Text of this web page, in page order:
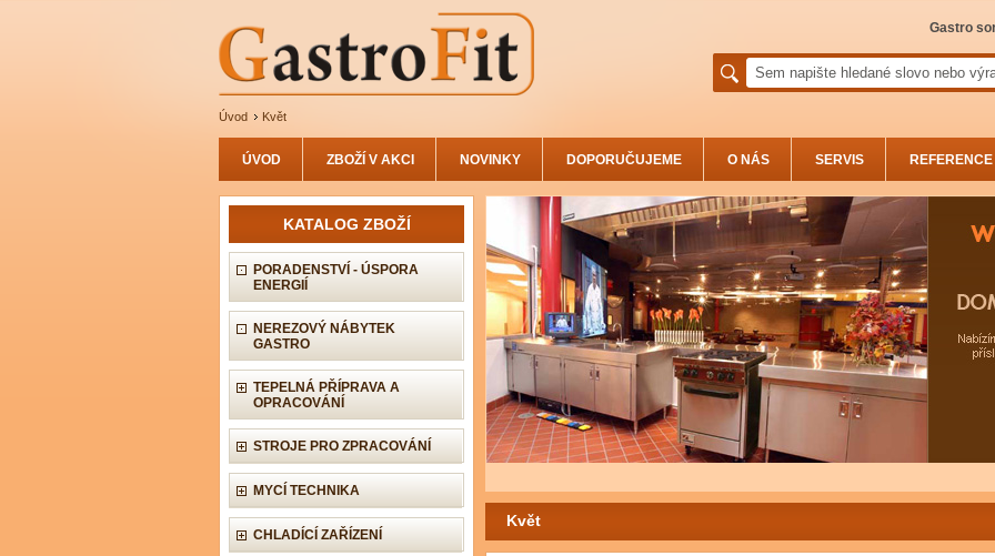
Úvod Květ
Gastro
ÚVOD ZBOŽÍ V AKCI NOVINKY DOPORUČUJEME O NÁS SERVIS REFERENCE
KATALOG ZBOŽÍ
PORADENSTVÍ - ÚSPORA
ENERGIÍ
NEREZOVÝ NÁBYTEK
GASTRO
TEPELNÁ PŘÍPRAVA A
OPRACOVÁNÍ
STROJE PRO ZPRACOVÁNÍ
MYCÍ TECHNIKA
CHLADÍCÍ ZAŘÍZENÍ
Květ